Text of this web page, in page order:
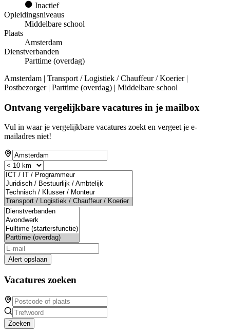
Inactief
Opleidingsniveaus
Middelbare school
Plaats
Amsterdam
Dienstverbanden
Parttime (overdag)
Amsterdam | Transport / Logistiek / Chauffeur / Koerier |
Postbezorger | Parttime (overdag) | Middelbare school
Ontvang vergelijkbare vacatures in je mailbox
Vul in waar je vergelijkbare vacatures zoekt en vergeet je e-
mailadres niet!
Alert opslaan
Vacatures zoeken
Zoeken